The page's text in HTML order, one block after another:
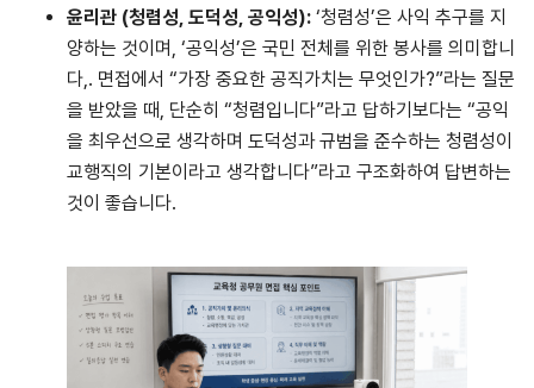
윤리관 (청렴성, 도덕성, 공익성): ‘청렴성’은 사익 추구를 지
양하는 것이며, ‘공익성’은 국민 전체를 위한 봉사를 의미합니
다,. 면접에서 “가장 중요한 공직가치는 무엇인가?”라는 질문
을 받았을 때, 단순히 “청렴입니다”라고 답하기보다는 “공익
을 최우선으로 생각하며 도덕성과 규범을 준수하는 청렴성이
교행직의 기본이라고 생각합니다”라고 구조화하여 답변하는
것이 좋습니다.